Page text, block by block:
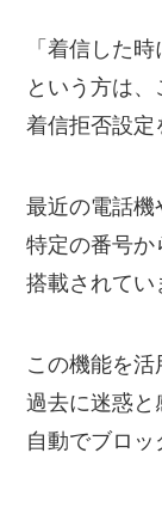
「着信した
という方は
着信拒否設定
最近の電話機
特定の番号か
搭載されてい
この機能を活
過去に迷惑と
自動でブロッ